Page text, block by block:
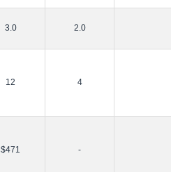
3.0 2.0
12 4
$471 -